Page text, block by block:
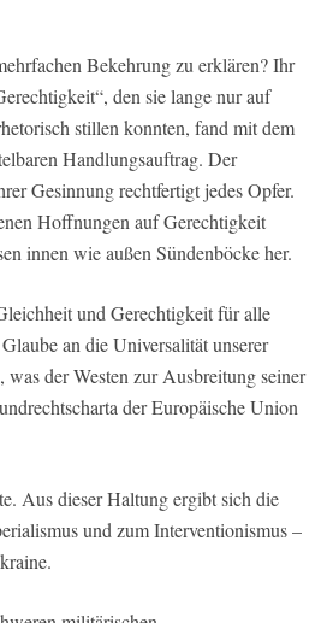
Bekehrung zu erklären? Ihr
den sie lange nur auf
stillen konnten, fand mit dem
Handlungsauftrag. Der
Gesinnung rechtfertigt jedes Opfer.
Hoffnungen auf Gerechtigkeit
innen wie außen Sündenböcke her.
und Gerechtigkeit für alle
an die Universalität unserer
was der Westen zur Ausbreitung seiner
der Europäische Union
Aus dieser Haltung ergibt sich die
und zum Interventionismus –